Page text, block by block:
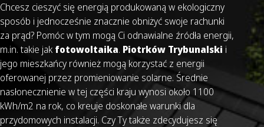
Chcesz cieszyć się energią produkowaną w ekologiczny
sposób i jednocześnie znacznie obniżyć swoje rachunki
za prąd? Pomóc w tym mogą Ci odnawialne źródła energii,
m.in. takie jak fotowoltaika. Piotrków Trybunalski i
jego mieszkańcy również mogą korzystać z energii
oferowanej przez promieniowanie solarne. Średnie
nasłonecznienie w tej części kraju wynosi około 1100
kWh/m2 na rok, co kreuje doskonałe warunki dla
przydomowych instalacji. Czy Ty także zdecydujesz się